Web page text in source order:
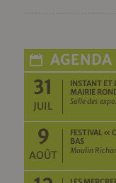
AGENDA
31
JUIL
INSTANT ET
MAIRIE
Salle des
9
AOÛT
FESTIVAL «
BAS
Moulin